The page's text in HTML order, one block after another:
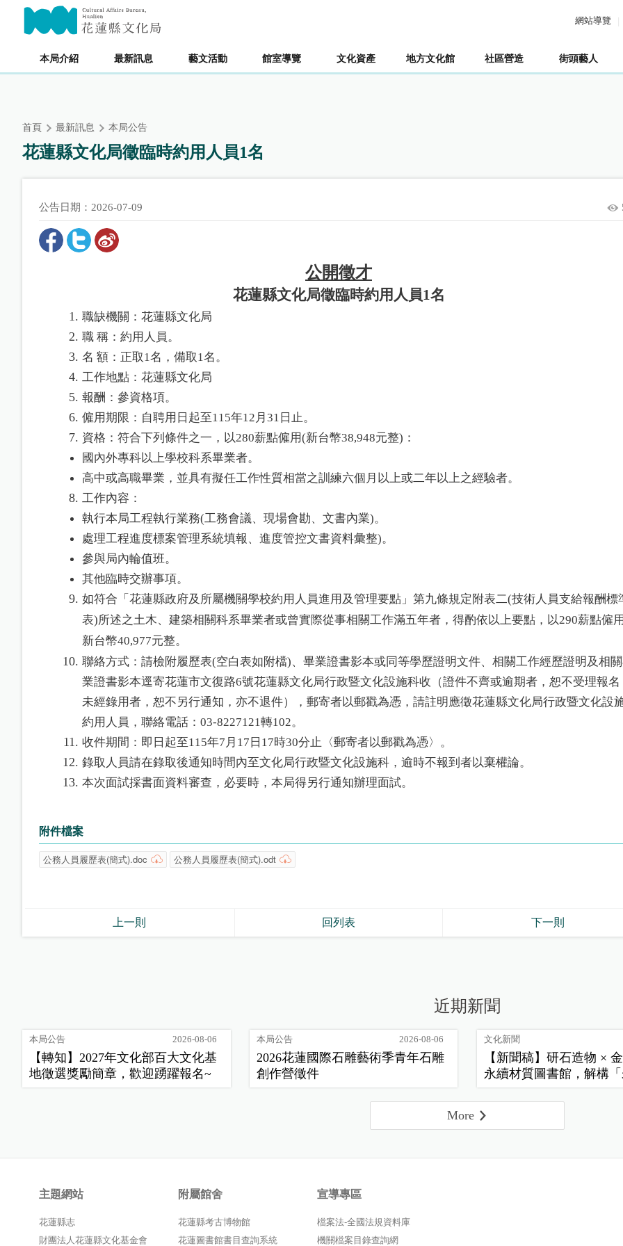
內
網站導覽
本局介紹 最新訊息 藝文活動 館室導覽 文化資產 地方文化館 社區營造 街頭藝人
主要內容區塊
首頁 最新訊息 本局公告
花蓮縣文化局徵臨時約用人員1名
公告日期：2026-07-09
公開徵才
花蓮縣文化局徵臨時約用人員1名
職缺機關：花蓮縣文化局
職 稱：約用人員。
名 額：正取1名，備取1名。
工作地點：花蓮縣文化局
報酬：參資格項。
僱用期限：自聘用日起至115年12月31日止。
資格：符合下列條件之一，以280薪點僱用(新台幣38,948元整) ：
國內外專科以上學校科系畢業者。
高中或高職畢業，並具有擬任工作性質相當之訓練六個月以上或二年以上之經驗者。
工作內容：
執行本局工程執行業務(工務會議、現場會勘、文書內業)。
處理工程進度標案管理系統填報、進度管控文書資料彙整)。
參與局內輪值班。
其他臨時交辦事項。
如符合「花蓮縣政府及所屬機關學校約用人員進用及管理要點」第九條規定附表二(技術人員支給報酬標
表)所述之土木、建築相關科系畢業者或曾實際從事相關工作滿五年者，得酌依以上要點，以290薪點僱用
新台幣40,977元整。
聯絡方式：請檢附履歷表(空白表如附檔)、畢業證書影本或同等學歷證明文件、相關工作經歷證明及相
業證書影本逕寄花蓮市文復路6號花蓮縣文化局行政暨文化設施科收（證件不齊或逾期者，恕不受理報名
未經錄用者，恕不另行通知，亦不退件），郵寄者以郵戳為憑，請註明應徵花蓮縣文化局行政暨文化設
約用人員，聯絡電話：03-8227121轉102。
收件期間：即日起至115年7月17日17時30分止〈郵寄者以郵戳為憑〉。
錄取人員請在錄取後通知時間內至文化局行政暨文化設施科，逾時不報到者以棄權論。
本次面試採書面資料審查，必要時，本局得另行通知辦理面試。
附件檔案
公務人員履歷表(簡式).doc 公務人員履歷表(簡式).odt
上一則 回列表 下一則
近期新聞
本局公告 2026-08-06
【轉知】2027年文化部百大文化基
地徵選獎勵簡章，歡迎踴躍報名~
本局公告 2026-08-06
2026花蓮國際石雕藝術季青年石雕
創作營徵件
文化新聞
【新聞稿】研石造物 ×
永續材質圖書館，解構
常」新樣貌
More
主題網站
花蓮縣志
財團法人花蓮縣文化基金會
附屬館舍
花蓮縣考古博物館
花蓮圖書館書目查詢系統
宣導專區
檔案法-全國法規資料庫
機關檔案目錄查詢網